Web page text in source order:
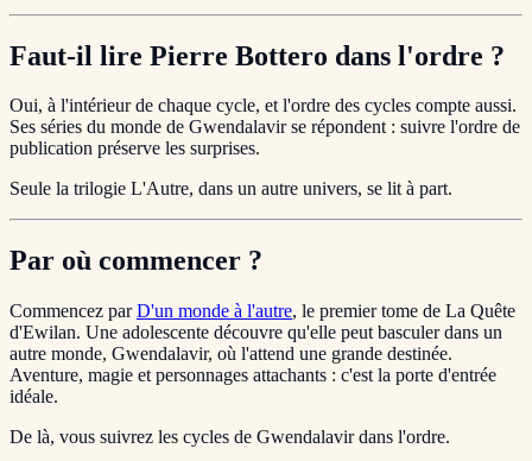
Faut-il lire Pierre Bottero dans l'ordre ?
Oui, à l'intérieur de chaque cycle, et l'ordre des cycles compte aussi.
Ses séries du monde de Gwendalavir se répondent : suivre l'ordre de
publication préserve les surprises.
Seule la trilogie L'Autre, dans un autre univers, se lit à part.
Par où commencer ?
Commencez parD'un monde à l'autre, le premier tome de La Quête
d'Ewilan. Une adolescente découvre qu'elle peut basculer dans un
autre monde, Gwendalavir, où l'attend une grande destinée.
Aventure, magie et personnages attachants : c'est la porte d'entrée
idéale.
De là, vous suivrez les cycles de Gwendalavir dans l'ordre.